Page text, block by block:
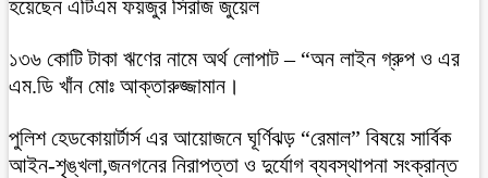
হয়েছেন এটিএম ফয়জুর সিরাজ জুয়েল
১৩৬ কোটি টাকা ঋণের নামে অর্থ লোপাট – “অন লাইন গ্রুপ ও এর
এম.ডি খাঁন মোঃ আক্তারুজ্জামান।
পুলিশ হেডকোয়ার্টার্স এর আয়োজনে ঘূর্ণিঝড় “রেমাল” বিষয়ে সার্বিক
আইন-শৃঙ্খলা,জনগনের নিরাপত্তা ও দুর্যোগ ব্যবস্থাপনা সংক্রান্ত